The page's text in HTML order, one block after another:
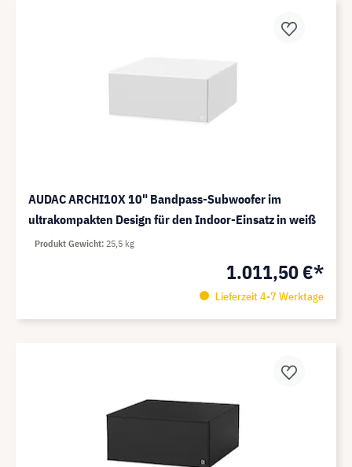
AUDAC ARCHI10X 10" Bandpass-Subwoofer im
ultrakompakten Design für den Indoor-Einsatz in weiß
1.011,50 €*
Lieferzeit 4-7 Werktage
Produkt Gewicht 25,5 kg